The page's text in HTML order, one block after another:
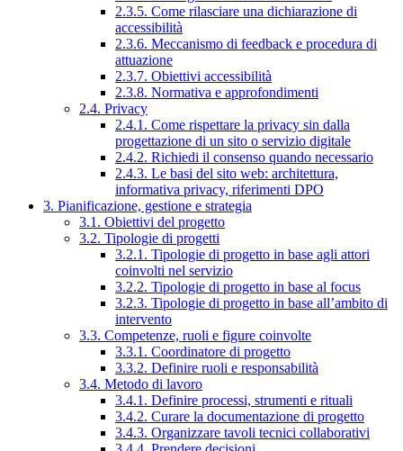
2.3.5. Come rilasciare una dichiarazione di
accessibilità
2.3.6. Meccanismo di feedback e procedura di
attuazione
2.3.7. Obiettivi accessibilità
2.3.8. Normativa e approfondimenti
2.4. Privacy
2.4.1. Come rispettare la privacy sin dalla
progettazione di un sito o servizio digitale
2.4.2. Richiedi il consenso quando necessario
2.4.3. Le basi del sito web: architettura,
informativa privacy, riferimenti DPO
3. Pianificazione, gestione e strategia
3.1. Obiettivi del progetto
3.2. Tipologie di progetti
3.2.1. Tipologie di progetto in base agli attori
coinvolti nel servizio
3.2.2. Tipologie di progetto in base al focus
3.2.3. Tipologie di progetto in base all’ambito di
intervento
3.3. Competenze, ruoli e figure coinvolte
3.3.1. Coordinatore di progetto
3.3.2. Definire ruoli e responsabilità
3.4. Metodo di lavoro
3.4.1. Definire processi, strumenti e rituali
3.4.2. Curare la documentazione di progetto
3.4.3. Organizzare tavoli tecnici collaborativi